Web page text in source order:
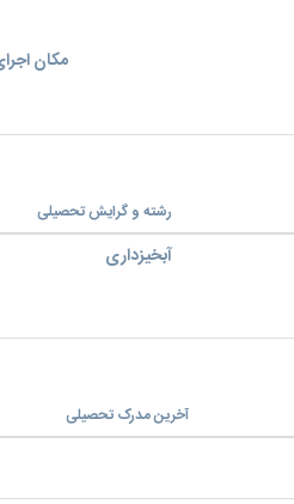
مکان
رشته و گرایش تحصیلی
آبخیزداری
آخرین مدرک تحصیلی